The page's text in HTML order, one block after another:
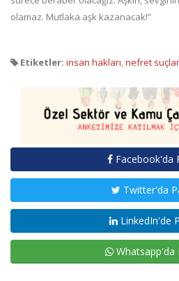
olamaz. Mutlaka aşk kazanacak!”
Etiketler: insan hakları,nefret
Facebook'da
Twitter'da
LinkedIn'de
Whatsapp'da